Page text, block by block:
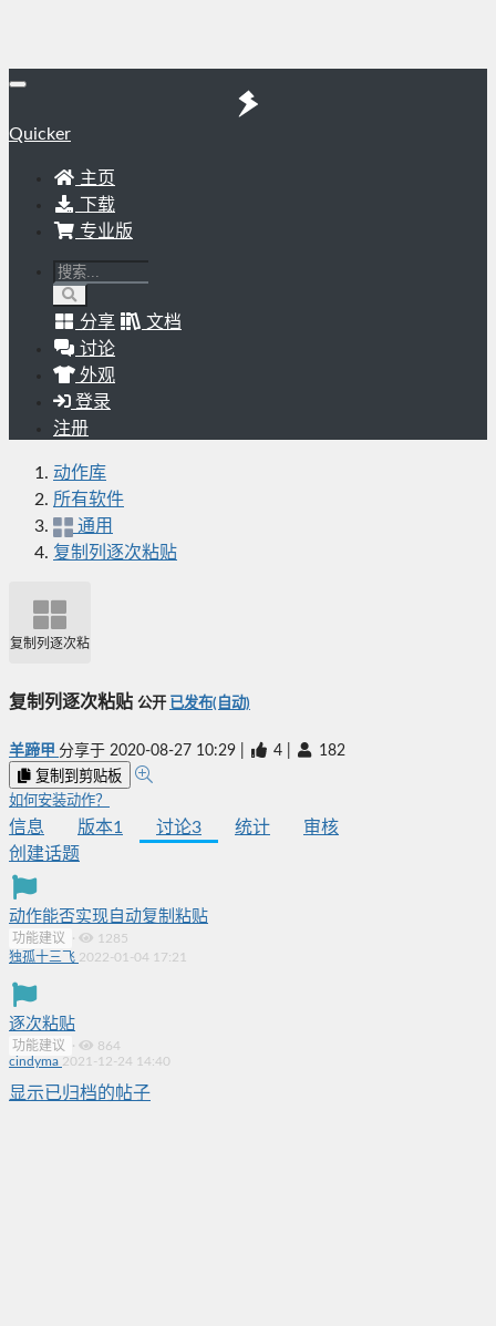
Quicker
主页
下载
专业版
分享
文档
讨论
外观
登录
注册
动作库
所有软件
通用
复制列逐次粘贴
复制列逐次粘贴
复制列逐次粘贴 公开 已发布(自动)
羊蹄甲 分享于 2020-08-27 10:29 4 182
复制到剪贴板
如何安装动作？
信息 版本1 讨论3 统计
审核
创建话题
动作能否实现自动复制粘贴
功能建议 ·
1285
独孤十三飞 2022-01-04 17:21
逐次粘贴
功能建议 ·
864
cindyma 2021-12-24 14:40
显示已归档的帖子